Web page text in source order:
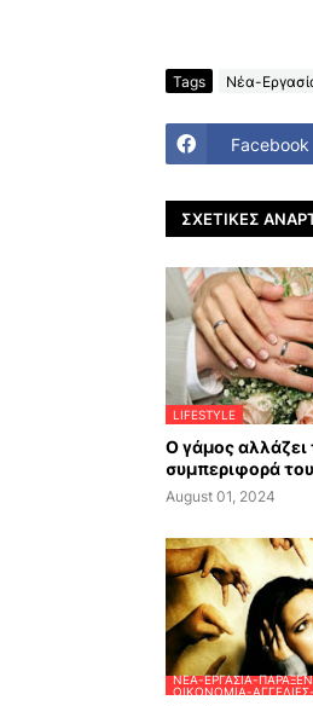
Tags Νέα-
Facebook
ΣΧΕΤΙΚΈΣ
LIFESTYLE
Ο γάμος αλλάζει
συμπεριφορά
August 01, 2024
ΝΈΑ-ΕΡΓΑΣΊΑ-
ΟΙΚΟΝΟΜΊΑ-